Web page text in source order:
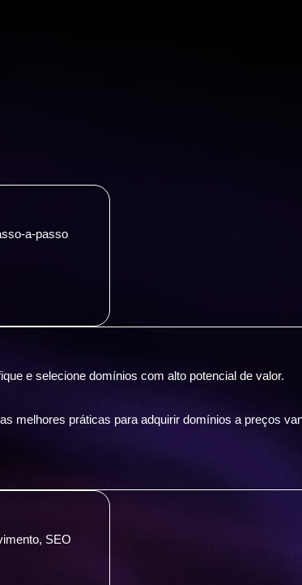
a-passo
e selecione domínios com alto potencial de valor.
melhores práticas para adquirir domínios a preços
SEO